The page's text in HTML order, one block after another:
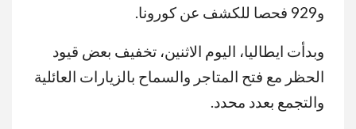
و929 فحصا للكشف عن كورونا.
وبدأت ايطاليا، اليوم الاثنين، تخفيف بعض قيود
الحظر مع فتح المتاجر والسماح بالزيارات العائلية
والتجمع بعدد محدد.